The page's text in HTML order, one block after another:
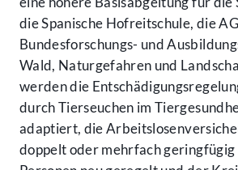
die Spanische Hofreitschule, die
Bundesforschungs- und
Wald, Naturgefahren und
werden die
durch Tierseuchen im
adaptiert, die
doppelt oder mehrfach